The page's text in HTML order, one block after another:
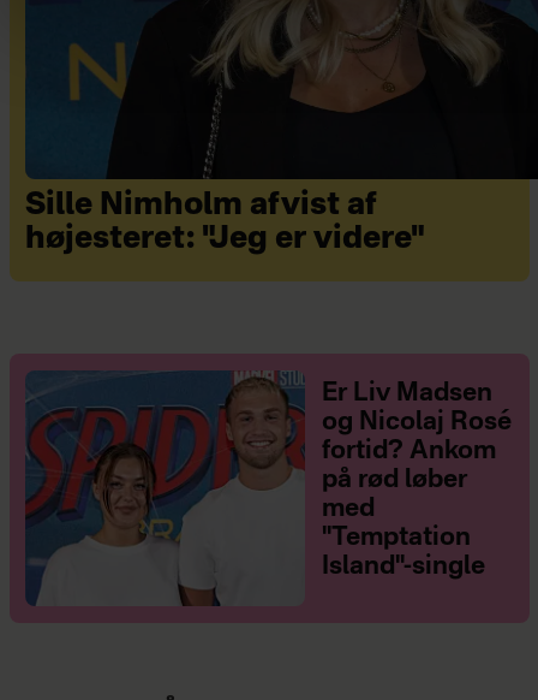
Sille Nimholm afvist af
højesteret: "Jeg er videre"
Er Liv Madsen
og Nicolaj Rosé
fortid? Ankom
på rød løber
med
"Temptation
Island"-single